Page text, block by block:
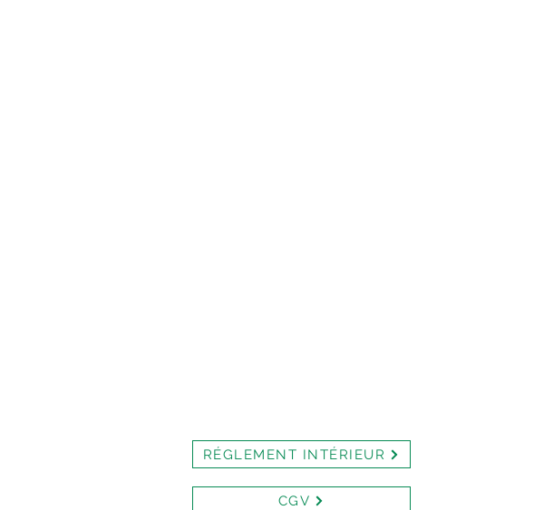
RÉGLEMENT INTÉRIEUR
CGV